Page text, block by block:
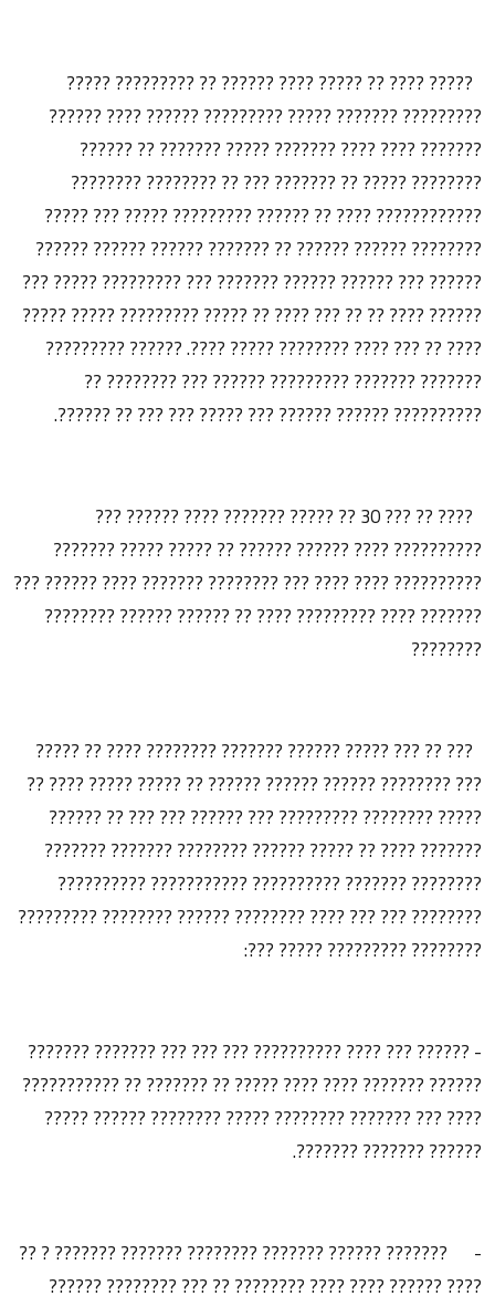
????? ???? ?? ????? ???? ?????? ?? ????????? ?????
????????? ??????? ????? ????????? ?????? ???? ??????
??????? ???? ???? ??????? ????? ??????? ?? ??????
???????? ????? ?? ??????? ??? ?? ???????? ????????
???????????? ???? ?? ?????? ????????? ????? ??? ?????
???????? ?????? ?????? ?? ??????? ?????? ?????? ??????
?????? ??? ?????? ?????? ??????? ??? ????????? ????? ???
?????? ???? ?? ?? ??? ???? ?? ????? ????????? ????? ?????
???? ?? ??? ???? ???????? ????? ????. ?????? ?????????
??????? ??????? ????????? ?????? ??? ???????? ??
?????????? ?????? ?????? ??? ????? ??? ??? ?? ??????.
???? ?? ??? 30 ?? ????? ??????? ???? ?????? ???
?????????? ???? ?????? ?????? ?? ????? ????? ???????
?????????? ???? ???? ??? ???????? ??????? ???? ?????? ???
??????? ???? ????????? ???? ?? ?????? ?????? ????????
????????
??? ?? ??? ????? ?????? ??????? ???????? ???? ?? ?????
??? ???????? ?????? ?????? ?????? ?? ????? ????? ???? ??
????? ???????? ????????? ??? ?????? ??? ??? ?? ??????
??????? ???? ?? ????? ?????? ???????? ??????? ???????
???????? ??????? ?????????? ??????????? ??????????
???????? ??? ??? ???? ???????? ?????? ???????? ?????????
???????? ????????? ????? ???:
- ?????? ??? ???? ?????????? ??? ??? ??? ??????? ???????
?????? ??????? ???? ???? ????? ?? ??????? ?? ???????????
???? ??? ??????? ???????? ????? ???????? ?????? ?????
?????? ??????? ???????.
- ??????? ?????? ??????? ???????? ??????? ??????? ? ??
???? ?????? ???? ???? ???????? ?? ??? ???????? ??????